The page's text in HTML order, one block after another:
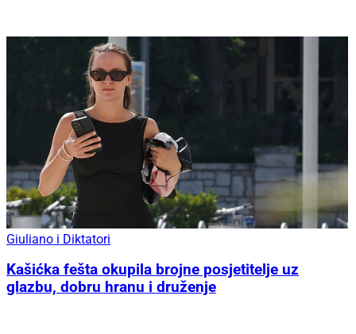
Giuliano i Diktatori
Kašićka fešta okupila brojne posjetitelje uz
glazbu, dobru hranu i druženje